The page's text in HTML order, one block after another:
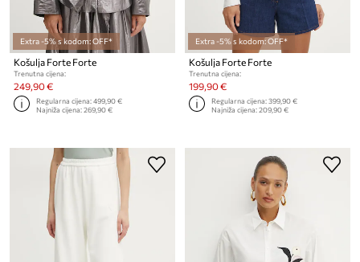
Extra -5% s kodom: OFF*
Košulja Forte Forte
Trenutna cijena:
249,90 €
Regularna cijena:499,90 €
Najniža cijena:269,90 €
Extra -5% s kodom: OFF*
Košulja Forte Forte
Trenutna cijena:
199,90 €
Regularna cijena:399,90 €
Najniža cijena:209,90 €